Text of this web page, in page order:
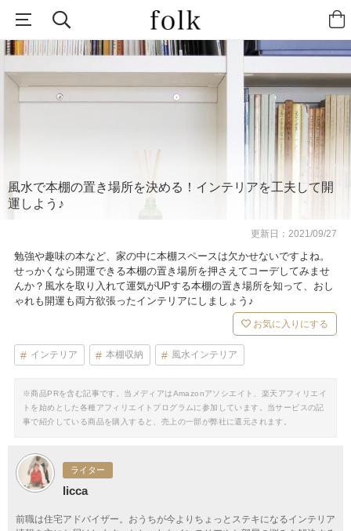
風水で本棚の置き場所を決める！インテリアを工夫して開
運しよう♪
更新日：2021/09/27
勉強や趣味の本など、家の中に本棚スペースは欠かせないですよね。
せっかくなら開運できる本棚の置き場所を押さえてコーデしてみませ
んか？風水を取り入れて運気がUPする本棚の置き場所を知って、おし
ゃれも開運も両方欲張ったインテリアにしましょう♪
お気に入りにする
インテリア 本棚収納 風水インテリア
※商品PRを含む記事です。当メディアはAmazonアソシエイト、楽天アフィリエイ
トを始めとした各種アフィリエイトプログラムに参加しています。当サービスの記
事で紹介している商品を購入すると、売上の一部が弊社に還元されます。
ライター
licca
前職は住宅アドバイザー。おうちが今よりちょっとステキになるインテリア